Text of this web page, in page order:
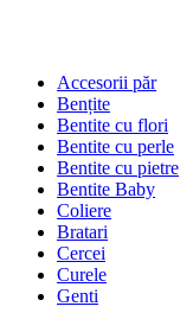
Accesorii păr
Bențite
Bentite cu flori
Bentite cu perle
Bentite cu pietre
Bentite Baby
Coliere
Bratari
Cercei
Curele
Genti